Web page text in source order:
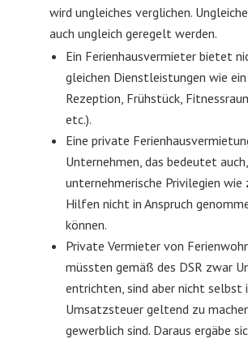
wird ungleiches verglichen.
auch ungleich geregelt werden.
Ein Ferienhausvermieter bietet
gleichen Dienstleistungen wie
Rezeption, Frühstück,
etc.).
Eine private
Unternehmen, das bedeutet
unternehmerische Privilegien wie
Hilfen nicht in Anspruch
können.
Private Vermieter von
müssten gemäß des DSR zwar
entrichten, sind aber nicht selbst
Umsatzsteuer geltend zu
gewerblich sind. Daraus ergäbe